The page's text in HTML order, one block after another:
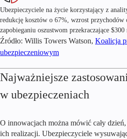
Ubezpieczyciele na życie korzystający z
redukcję kosztów o 67%, wzrost przychodów
zapobieganiu oszustwom przekraczające
Źródło: Willis Towers Watson, Koalicja
ubezpieczeniowym
Najważniejsze
w ubezpieczeniach
O innowacjach można mówić cały
ich realizacji. Ubezpieczyciele